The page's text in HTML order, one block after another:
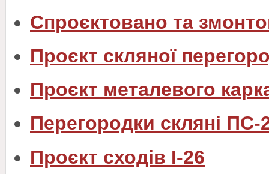
Спроєктовано та
Проєкт скляної
Проєкт металевого
Перегородки скляні ПС-
Проєкт сходів I-26